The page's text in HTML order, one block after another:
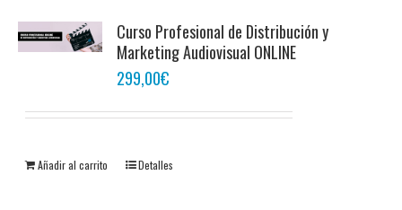
Curso Profesional de Distribución y
Marketing Audiovisual ONLINE
299,00€
Añadir al carrito Detalles